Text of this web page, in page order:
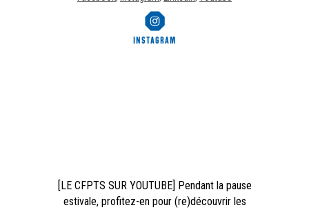
INSTAGRAM
[LE CFPTS SUR YOUTUBE] Pendant la pause
estivale, profitez-en pour (re)découvrir les